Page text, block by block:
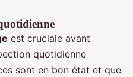
est cruciale avant
quotidienne
sont en bon état et que